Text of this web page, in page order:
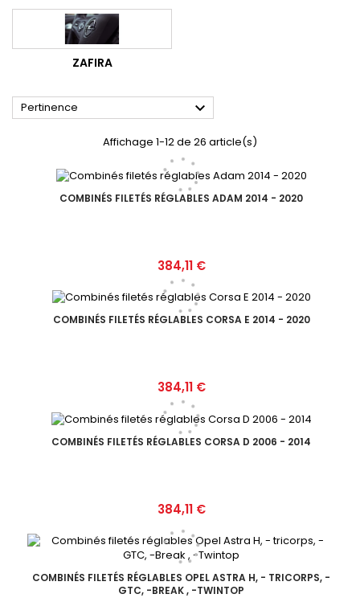
ZAFIRA
Pertinence 
Affichage 1-12 de 26 article(s)
COMBINÉS FILETÉS RÉGLABLES ADAM 2014 - 2020
Prix
384,11 €
COMBINÉS FILETÉS RÉGLABLES CORSA E 2014 - 2020
Prix
384,11 €
COMBINÉS FILETÉS RÉGLABLES CORSA D 2006 - 2014
Prix
384,11 €
COMBINÉS FILETÉS RÉGLABLES OPEL ASTRA H, - TRICORPS, -
GTC, -BREAK , -TWINTOP